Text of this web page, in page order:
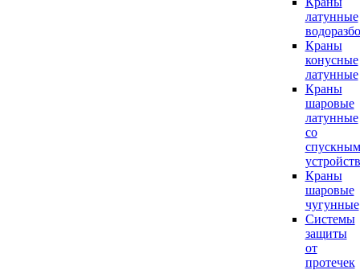
латунные
Краны
конусные
латунные
Краны
шаровые
латунные
со
спускным
Краны
шаровые
чугунные
Системы
защиты
от
протечек